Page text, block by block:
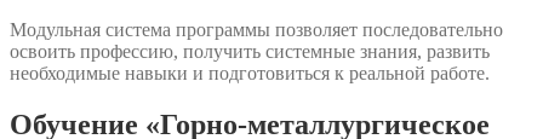
Модульная система программы позволяет последовательно
освоить профессию, получить системные знания, развить
необходимые навыки и подготовиться к реальной работе.
Обучение «Горно-металлургическое